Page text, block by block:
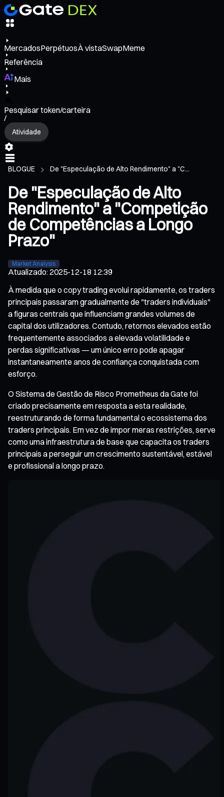
MercadosPerpétuosÀ vistaSwapMeme
Referência
Mais
Pesquisar token/carteira
/
Atividade
BLOGUE De "Especulação de Alto Rendimento" a "C...
De "Especulação de Alto
Rendimento" a "Competição
de Competências a Longo
Prazo"
Market Analysis
Atualizado:2025-12-18 12:39
À medida que o copy trading evolui rapidamente, os traders
principais passaram gradualmente de "traders individuais"
a figuras centrais que influenciam grandes volumes de
capital dos utilizadores. Contudo, retornos elevados estão
frequentemente associados a elevada volatilidade e
perdas significativas — um único erro pode apagar
instantaneamente anos de confiança conquistada com
esforço.
O Sistema de Gestão de Risco Prometheus da Gate foi
criado precisamente em resposta a esta realidade,
reestruturando de forma fundamental o ecossistema dos
traders principais. Em vez de impor meras restrições, serve
como uma infraestrutura de base que capacita os traders
principais a perseguir um crescimento sustentável, estável
e profissional a longo prazo.